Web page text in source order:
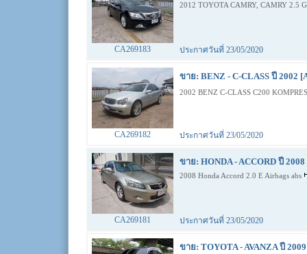
2012 TOYOTA CAMRY, CAMRY 2.5
CA269183 ประกาศวันที่ 23/05/2020
ขาย: BENZ - C-CLASS ปี 2002
2002 BENZ C-CLASS C200
CA269182 ประกาศวันที่ 23/05/2020
ขาย: HONDA - ACCORD ปี
2008 Honda Accord 2.0 E Airbags abs
CA269181 ประกาศวันที่ 23/05/2020
ขาย: TOYOTA - AVANZA ปี